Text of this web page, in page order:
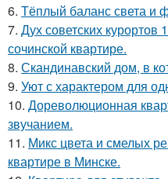
6. Тёплый баланс света и
7. Дух советских курортов
сочинской квартире.
8. Скандинавский дом, в
9. Уют с характером для
10. Дореволюционная
звучанием.
11. Микс цвета и смелых
квартире в Минске.